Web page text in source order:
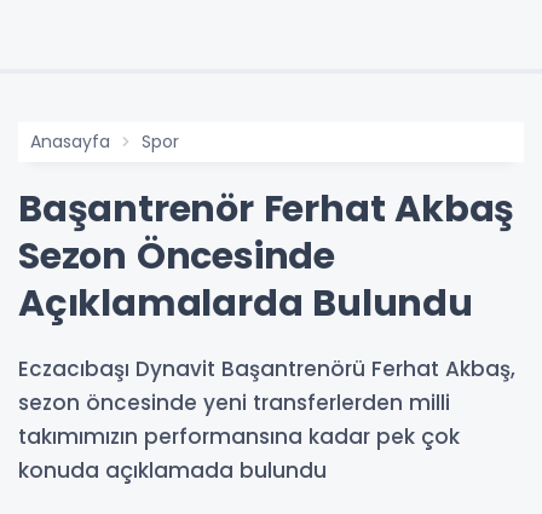
Anasayfa Spor
Başantrenör Ferhat Akbaş
Sezon Öncesinde
Açıklamalarda Bulundu
Eczacıbaşı Dynavit Başantrenörü Ferhat Akbaş,
sezon öncesinde yeni transferlerden milli
takımımızın performansına kadar pek çok
konuda açıklamada bulundu